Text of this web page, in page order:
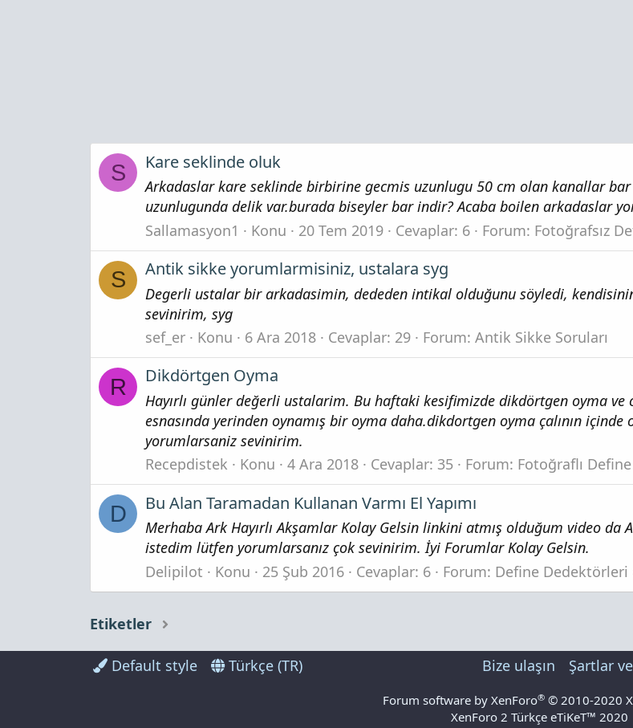
S Kare seklinde oluk
Arkadaslar kare seklinde birbirine gecmis uzunlugu 50 cm olan kanallar
uzunlugunda delik var.burada biseyler bar indir? Acaba boilen arkadaslar
Sallamasyon1
Konu 20 Tem 2019 Cevaplar: 6 Forum: Fotoğrafsız
S Antik sikke yorumlarmisiniz, ustalara syg
Degerli ustalar bir arkadasimin, dededen intikal olduğunu söyledi,
sevinirim, syg
sef_er
Konu 6 Ara 2018 Cevaplar: 29 Forum: Antik Sikke Soruları
R Dikdörtgen Oyma
Hayırlı günler değerli ustalarim. Bu haftaki kesifimizde dikdörtgen oyma ve
esnasında yerinden oynamış bir oyma daha.dikdortgen oyma çalının
yorumlarsaniz sevinirim.
Recepdistek
Konu 4 Ara 2018 Cevaplar: 35 Forum: Fotoğraflı
D Bu Alan Taramadan Kullanan Varmı El Yapımı
Merhaba Ark Hayırlı Akşamlar Kolay Gelsin linkini atmış olduğum video
istedim lütfen yorumlarsanız çok sevinirim. İyi Forumlar Kolay Gelsin.
Delipilot
Konu 25 Şub 2016 Cevaplar: 6 Forum: Define Dedektörleri
Etiketler
Default style Türkçe (TR) Bize ulaşın Şartlar
Forum software by XenForo® © 2010-2020
XenForo 2 Türkçe eTiKeT™ 2020